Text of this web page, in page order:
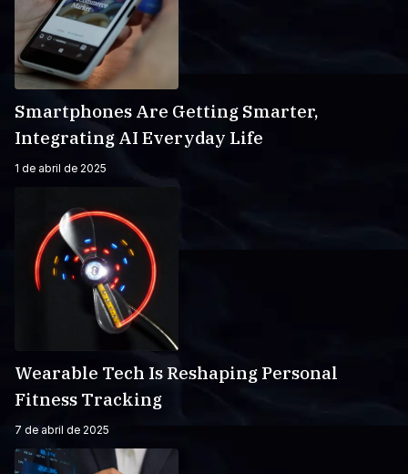
Smartphones Are Getting Smarter,
Integrating AI Everyday Life
1 de abril de 2025
Wearable Tech Is Reshaping Personal
Fitness Tracking
7 de abril de 2025